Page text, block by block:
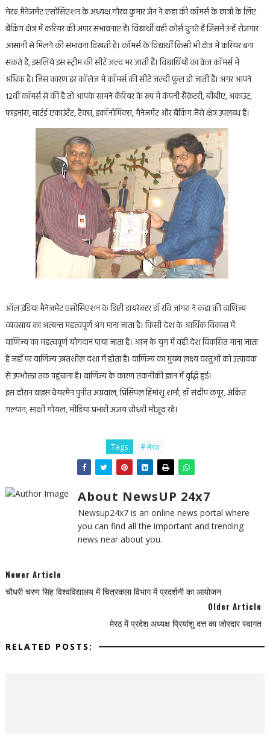
मेरठ मैनेजमेंट एसोसिएशन के अध्यक्ष गौरव कुमार जैन ने कहा की कॉमर्स के छात्रों के लिए
बैंकिंग क्षेत्र में करियर की अपार संभावनाएं हैं। विद्यार्थी वही कोर्स चुनते हैं जिसमें उन्हें रोजगार
आसानी से मिलने की संभावना दिखती है। कॉमर्स के विद्यार्थी किसी भी क्षेत्र में करियर बना
सकते हैं, इसलिये इस स्ट्रीम की सीटें जल्द भर जाती हैं। विद्यार्थियों का क्रेज कॉमर्स में
अधिक है। जिस कारण हर कॉलेज में कॉमर्स की सीटें जल्दी फुल हो जाती हैं। अगर आपने
12वीं कॉमर्स से की है तो आपके सामने कॅरियर के रूप में कंपनी सैक्रेटरी, बीबीए, अकाउंट,
फाइनांस, चार्टर्ड एकाउंटेंट, टैक्स, इकॉनोमिक्स, मैनेजमेंट और बैंकिंग जैसे क्षेत्र उपलब्ध हैं।
ऑल इंडिया मैनेजमेंट एसोसिएशन के डिप्टी डायरेक्टर डॉ रवि जांगरा ने कहा की वाणिज्य
व्यवसाय का अत्यन्त महत्वपूर्ण अंग माना जाता है। किसी देश के आर्थिक विकास में
वाणिज्य का महत्वपूर्ण योगदान पाया जाता है। आज के युग में वही देश विकसित माना जाता
है जहाँ पर वाणिज्य उन्नतशील दशा में होता है। वाणिज्य का मुख्य लक्ष्य वस्तुओं को उत्पादक
से उपभोक्ता तक पहुंचाना है। वाणिज्य के कारण तकनीकी ज्ञान में वृद्धि हुई।
इस दौरान वाइस चेयरमैन पुनीत अग्रवाल, प्रिंसिपल हिमांशु शर्मा, डॉ संदीप कपूर, अंकित
गल्यान, साक्षी गोयल, मीडिया प्रभारी अजय चौधरी मौजूद रहे।
Tags # मेरठ
About NewsUP 24x7
Newsup24x7 is an online news portal where
you can find all the important and trending
news near about you.
Newer Article
चौधरी चरण सिंह विश्वविद्यालय में चित्रकला विभाग में प्रदर्शनी का आयोजन
Older Article
मेरठ में प्रदेश अध्यक्ष प्रियांशु दत्त का जोरदार स्वागत
RELATED POSTS: